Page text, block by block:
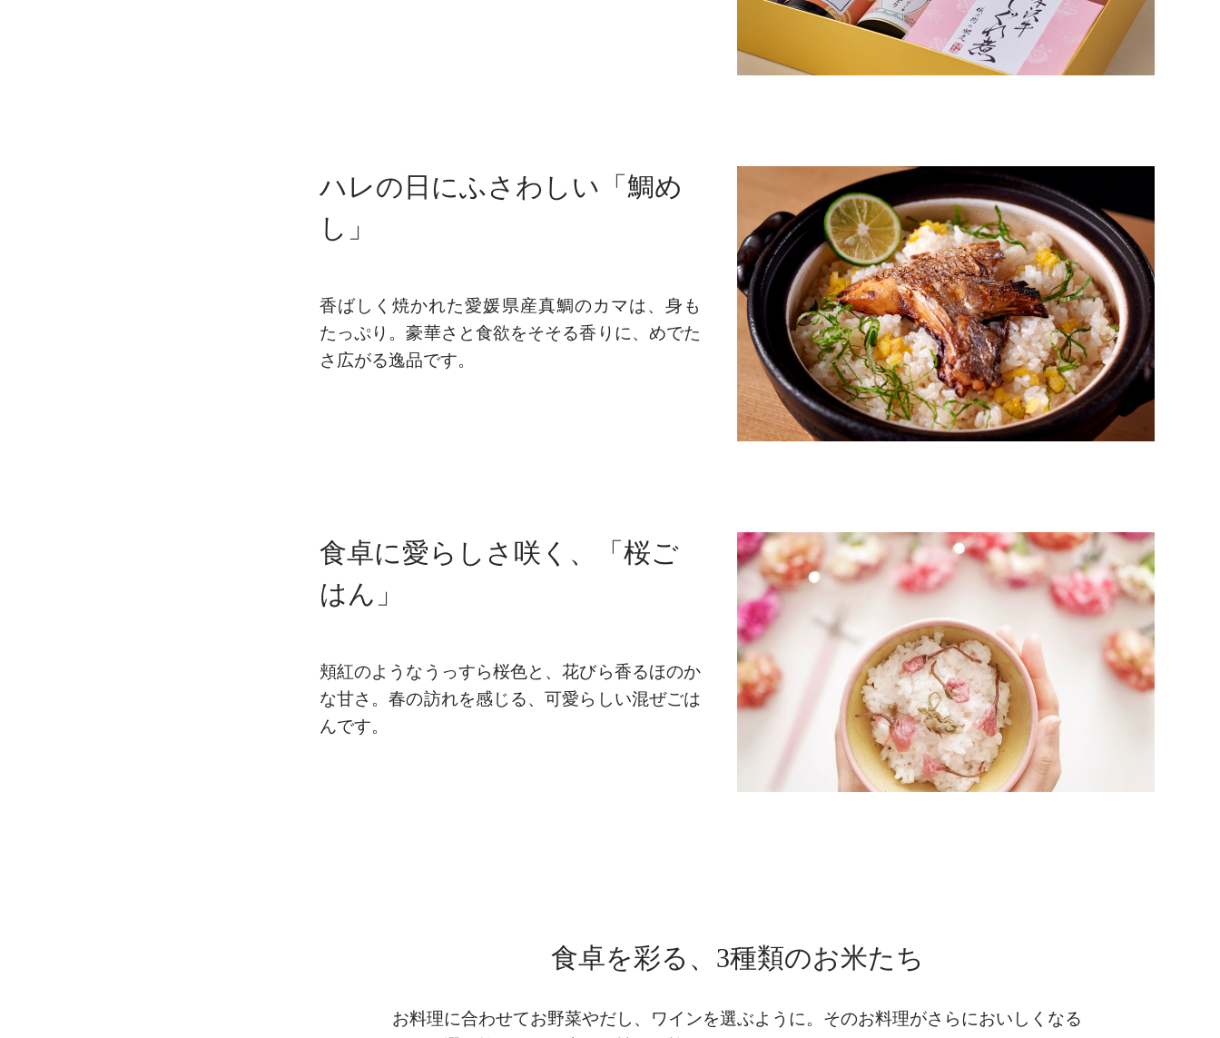
ハレの日にふさわしい「鯛め
し」
香ばしく焼かれた愛媛県産真鯛のカマは、身も
たっぷり。豪華さと食欲をそそる香りに、めでた
さ広がる逸品です。
食卓に愛らしさ咲く、「桜ご
はん」
頬紅のようなうっすら桜色と、花びら香るほのか
な甘さ。春の訪れを感じる、可愛らしい混ぜごは
んです。
食卓を彩る、3種類のお米たち
お料理に合わせてお野菜やだし、ワインを選ぶように。そのお料理がさらにおいしくなる